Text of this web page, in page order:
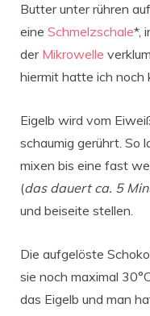
Butter unter rühren
eine Schmelzschale*,
der Mikrowelle
hiermit hatte ich noch
Eigelb wird vom
schaumig gerührt. So
mixen bis eine fast
(das dauert ca. 5
und beiseite stellen.
Die aufgelöste
sie noch maximal
das Eigelb und man